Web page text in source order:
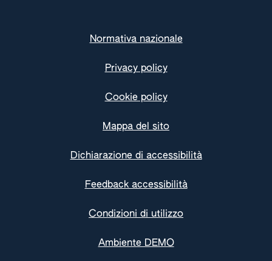
Normativa nazionale
Privacy policy
Cookie policy
Mappa del sito
Dichiarazione di accessibilità
Feedback accessibilità
Condizioni di utilizzo
Ambiente DEMO